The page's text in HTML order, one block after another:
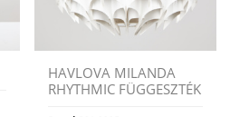
HAVLOVA MILANDA
RHYTHMIC FÜGGESZTÉK